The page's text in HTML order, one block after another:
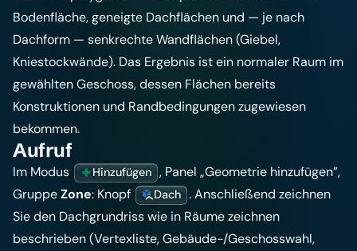
Bodenfläche, geneigte Dachflächen und — je nach
Dachform — senkrechte Wandflächen (Giebel,
Kniestockwände). Das Ergebnis ist ein normaler Raum im
gewählten Geschoss, dessen Flächen bereits
Konstruktionen und Randbedingungen zugewiesen
bekommen.
Aufruf
Im Modus Hinzufügen , Panel „Geometrie hinzufügen”,
GruppeZone: Knopf Dach . Anschließend zeichnen
Sie den Dachgrundriss wie in Räume zeichnen
beschrieben (Vertexliste, Gebäude-/Geschosswahl,